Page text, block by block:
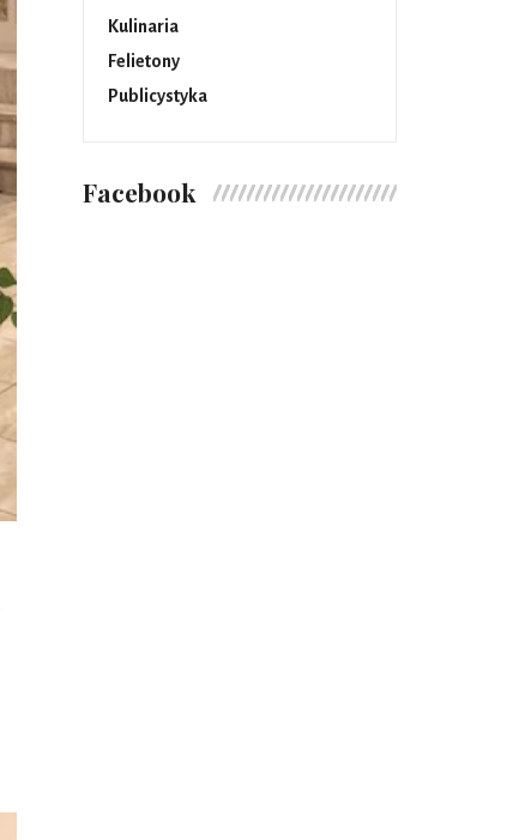
Kulinaria
Felietony
Publicystyka
Facebook